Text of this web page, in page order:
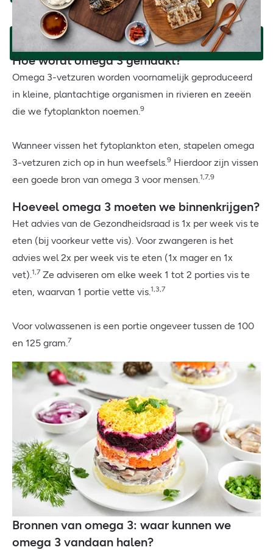
Hoe wordt omega 3 gemaakt?
Omega 3-vetzuren worden voornamelijk geproduceerd
in kleine, plantachtige organismen in rivieren en zeeën
die we fytoplankton noemen. 9
Wanneer vissen het fytoplankton eten, stapelen omega
3-vetzuren zich op in hun weefsels. 9 Hierdoor zijn vissen
een goede bron van omega 3 voor mensen. 1,7,9
Hoeveel omega 3 moeten we binnenkrijgen?
Het advies van de Gezondheidsraad is 1x per week vis te
eten (bij voorkeur vette vis). Voor zwangeren is het
advies wel 2x per week vis te eten (1x mager en 1x
vet). 1,7 Ze adviseren om elke week 1 tot 2 porties vis te
eten, waarvan 1 portie vette vis. 1,3,7
Voor volwassenen is een portie ongeveer tussen de 100
en 125 gram. 7
Bronnen van omega 3: waar kunnen we
omega 3 vandaan halen?
en wetenschappelijk onderbouwd advies.Privacyverklaring.
Aanmelden